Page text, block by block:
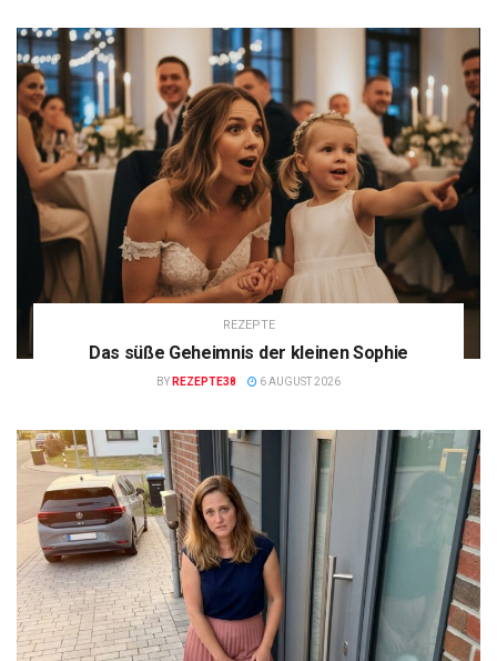
REZEPTE
Das süße Geheimnis der kleinen Sophie
BY REZEPTE38 6 AUGUST 2026